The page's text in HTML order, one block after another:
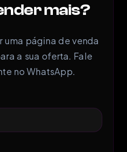
mais?
uma página de venda
a sua oferta. Fale
no WhatsApp.